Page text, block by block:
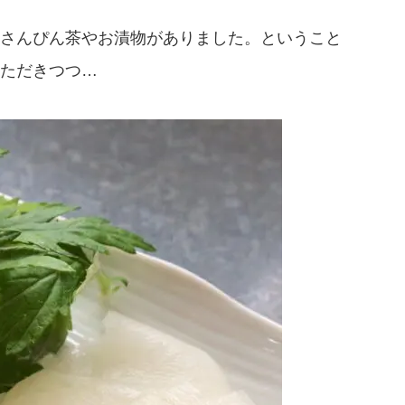
んぴん茶やお漬物がありました。ということ
だきつつ…